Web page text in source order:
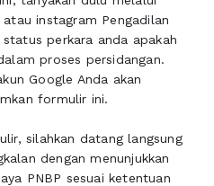
instagram Pengadilan
perkara anda apakah
proses persidangan.
Google Anda akan
formulir ini.
silahkan datang langsung
dengan menunjukkan
PNBP sesuai ketentuan